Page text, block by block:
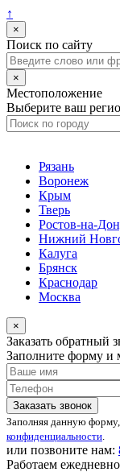
↑
×
Поиск по сайту
×
Местоположение
Выберите ваш
Рязань
Воронеж
Крым
Тверь
Ростов-на-
Нижний
Калуга
Брянск
Краснодар
Москва
×
Заказать обратный
Заполните форму и
Заказать звонок
Заполняя данную
конфиденциальности.
или позвоните нам:
Работаем